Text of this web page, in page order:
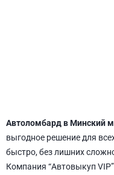
Автоломбард в Минский
выгодное решение для
быстро, без лишних
Компания “Автовыкуп